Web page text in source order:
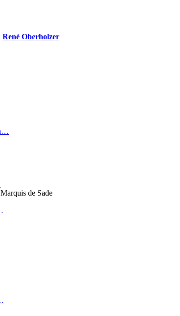
René Oberholzer
de Sade